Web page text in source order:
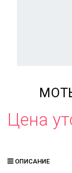
Цена
ОПИСАНИЕ